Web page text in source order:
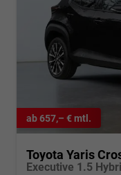
ab 657,– € mtl.
Toyota Yaris
Executive 1.5